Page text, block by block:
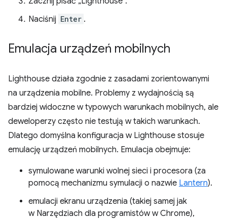
Naciśnij Enter .
Emulacja urządzeń mobilnych
Lighthouse działa zgodnie z zasadami zorientowanymi
na urządzenia mobilne. Problemy z wydajnością są
bardziej widoczne w typowych warunkach mobilnych, ale
deweloperzy często nie testują w takich warunkach.
Dlatego domyślna konfiguracja w Lighthouse stosuje
emulację urządzeń mobilnych. Emulacja obejmuje:
symulowane warunki wolnej sieci i procesora (za
pomocą mechanizmu symulacji o nazwie Lantern).
emulacji ekranu urządzenia (takiej samej jak
w Narzędziach dla programistów w Chrome),